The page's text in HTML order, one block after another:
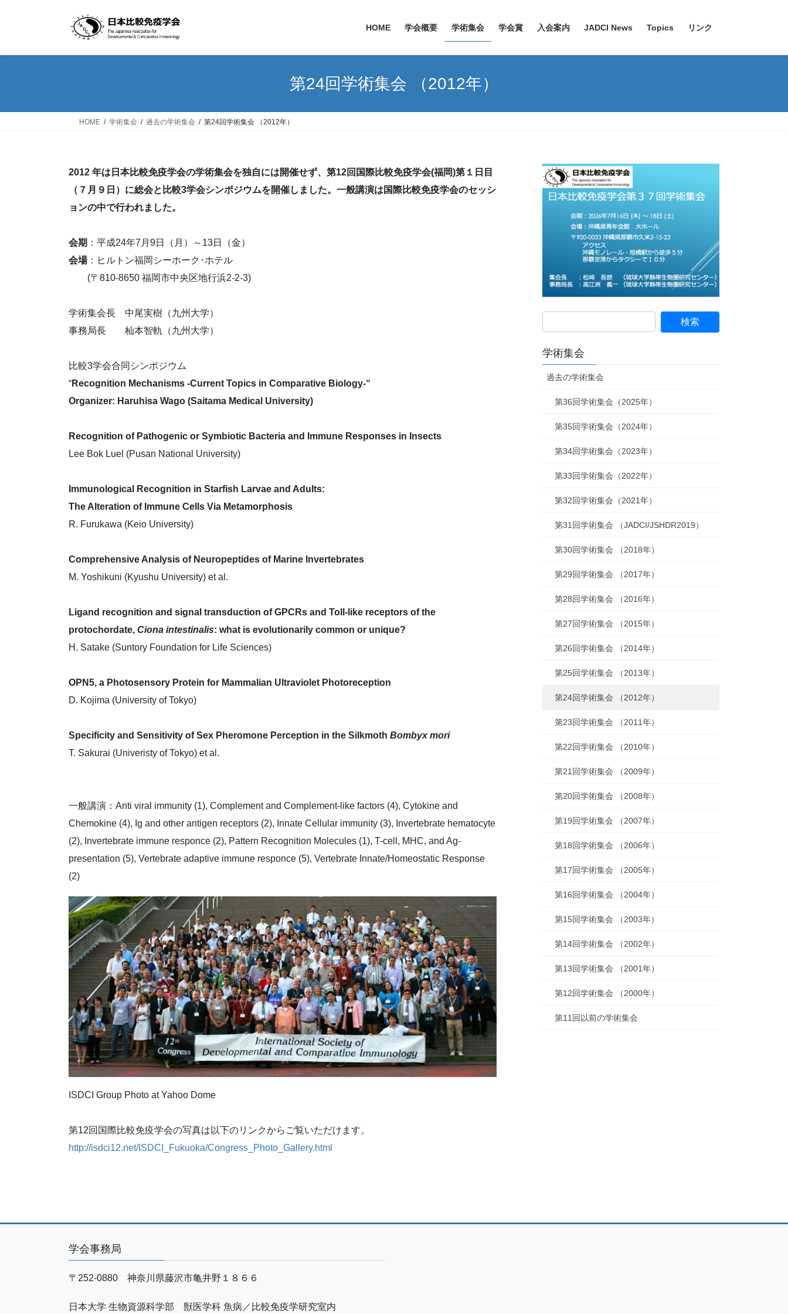
HOME 学会概要 学術集会 学会賞 入会案内 JADCI News Topics リンク
第24回学術集会 （2012年）
HOME 学術集会 過去の学術集会 第24回学術集会 （2012年）
2012 年は日本比較免疫学会の学術集会を独自には開催せず、第12回国際比較免疫学会(福岡)第１日目
（７月９日）に総会と比較3学会シンポジウムを開催しました。一般講演は国際比較免疫学会のセッシ
ョンの中で行われました。
会期 ：平成24年7月9日（月）～13日（金）
会場：ヒルトン福岡シーホーク･ホテル
(〒810-8650 福岡市中央区地行浜2-2-3)
学術集会長 中尾実樹（九州大学）
事務局長 杣本智軌（九州大学）
比較3学会合同シンポジウム
“Recognition Mechanisms -Current Topics in Comparative Biology-“
Organizer: Haruhisa Wago (Saitama Medical University)
Recognition of Pathogenic or Symbiotic Bacteria and Immune Responses in Insects
Lee Bok Luel (Pusan National University)
Immunological Recognition in Starfish Larvae and Adults:
The Alteration of Immune Cells Via Metamorphosis
R. Furukawa (Keio University)
Comprehensive Analysis of Neuropeptides of Marine Invertebrates
M. Yoshikuni (Kyushu University) et al.
Ligand recognition and signal transduction of GPCRs and Toll-like receptors of the
protochordate, Ciona intestinalis: what is evolutionarily common or unique?
H. Satake (Suntory Foundation for Life Sciences)
OPN5, a Photosensory Protein for Mammalian Ultraviolet Photoreception
D. Kojima (University of Tokyo)
Specificity and Sensitivity of Sex Pheromone Perception in the Silkmoth Bombyx mori
T. Sakurai (Univeristy of Tokyo) et al.
一般講演：Anti viral immunity (1), Complement and Complement-like factors (4), Cytokine and
Chemokine (4), Ig and other antigen receptors (2), Innate Cellular immunity (3), Invertebrate hematocyte
(2), Invertebrate immune responce (2), Pattern Recognition Molecules (1), T-cell, MHC, and Ag-
presentation (5), Vertebrate adaptive immune responce (5), Vertebrate Innate/Homeostatic Response
(2)
ISDCI Group Photo at Yahoo Dome
第12回国際比較免疫学会の写真は以下のリンクからご覧いただけます。
http://isdci12.net/ISDCI_Fukuoka/Congress_Photo_Gallery.html
学術集会
過去の学術集会
第36回学術集会（2025年）
第35回学術集会（2024年）
第34回学術集会（2023年）
第33回学術集会（2022年）
第32回学術集会（2021年）
第31回学術集会 （JADCI/JSHDR2019）
第30回学術集会 （2018年）
第29回学術集会 （2017年）
第28回学術集会 （2016年）
第27回学術集会 （2015年）
第26回学術集会 （2014年）
第25回学術集会 （2013年）
第24回学術集会 （2012年）
第23回学術集会 （2011年）
第22回学術集会 （2010年）
第21回学術集会 （2009年）
第20回学術集会 （2008年）
第19回学術集会 （2007年）
第18回学術集会 （2006年）
第17回学術集会 （2005年）
第16回学術集会 （2004年）
第15回学術集会 （2003年）
第14回学術集会 （2002年）
第13回学術集会 （2001年）
第12回学術集会 （2000年）
第11回以前の学術集会
学会事務局
〒252-0880 神奈川県藤沢市亀井野１８６６
日本大学 生物資源科学部 獣医学科 魚病／比較免疫学研究室内